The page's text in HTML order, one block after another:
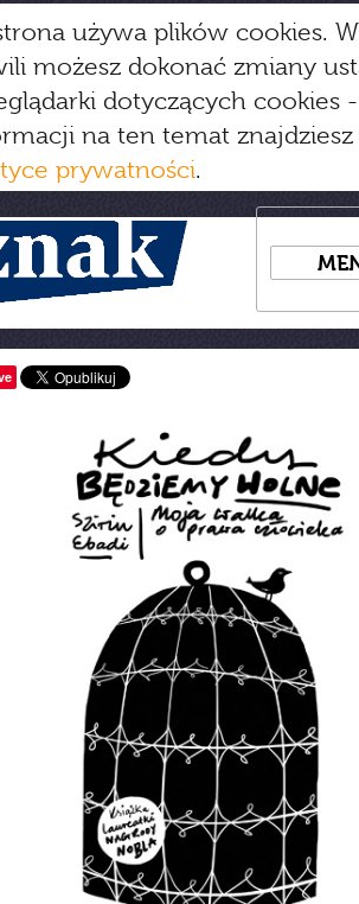
używa plików cookies.
możesz dokonać zmiany
dotyczących cookies
na ten temat
prywatności.